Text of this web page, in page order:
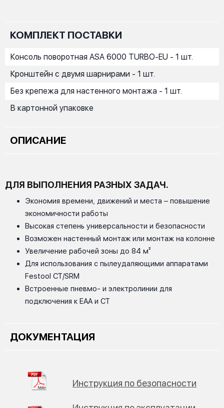
КОМПЛЕКТ ПОСТАВКИ
Консоль поворотная ASA 6000 TURBO-EU - 1 шт.
Кронштейн с двумя шарнирами - 1 шт.
Без крепежа для настенного монтажа - 1 шт.
В картонной упаковке
ОПИСАНИЕ
ДЛЯ ВЫПОЛНЕНИЯ РАЗНЫХ ЗАДАЧ.
Экономия времени, движений и места – повышение
экономичности работы
Высокая степень универсальности и безопасности
Возможен настенный монтаж или монтаж на колонне
Увеличение рабочей зоны до 84 м²
Для использования с пылеудаляющими аппаратами
Festool CT/SRM
Встроенные пневмо- и электролинии для
подключения к EAA и CT
ДОКУМЕНТАЦИЯ
Инструкция по безопасности